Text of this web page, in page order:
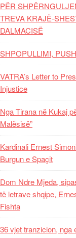
PËR
TREVA KRAJË-
DALMACISË
SHPOPULLIMI,
VATRA’s Letter to
Injustice
Nga Tirana në Kukaj
Malësisë”
Kardinali Ernest
Burgun e Spaçit
Dom Ndre Mjeda,
të letrave shqipe,
Fishta
36 vjet tranzicion, nga